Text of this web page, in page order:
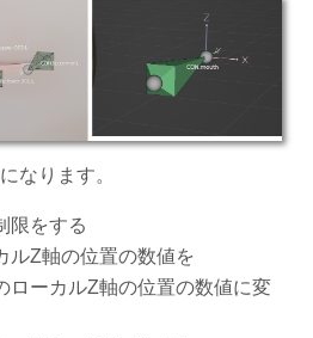
なります。
限をする
ルZ軸の位置の数値を
ローカルZ軸の位置の数値に変